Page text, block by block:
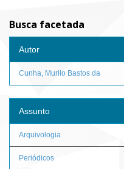
Busca facetada
Autor
Cunha, Murilo Bastos da
Assunto
Arquivologia
Periódicos